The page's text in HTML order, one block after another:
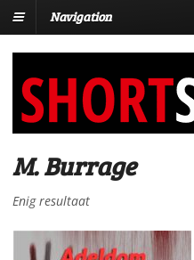
Navigation
M. Burrage
Enig resultaat